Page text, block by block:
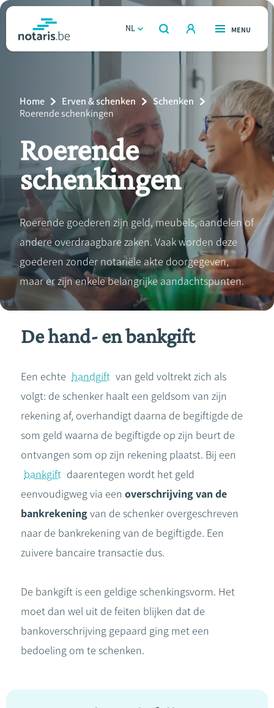
Overslaan
naar
gaan
notaris.behomepage
NL
OPEN
ZOEKEN
OPEN
MENU
Relatie & samenleven
Erven & schenken
Ondernemen
Over de notaris
Rekenmodules
VIND EEN NOTARIS
Breadcrumb
Home Erven & schenken
Schenken
Current
Roerende schenkingen
Roerende
schenkingen
Roerende goederen zijn geld, meubels, aandelen of
andere overdraagbare zaken. Vaak worden deze
goederen zonder notariële akte doorgegeven,
maar er zijn enkele belangrijke aandachtspunten.
De hand- en bankgift
Een echte handgift van geld voltrekt zich als
volgt: de schenker haalt een geldsom van zijn
rekening af, overhandigt daarna de begiftigde de
som geld waarna de begiftigde op zijn beurt de
ontvangen som op zijn rekening plaatst. Bij een
bankgift daarentegen wordt het geld
eenvoudigweg via een overschrijving van de
bankrekeningvan de schenker overgeschreven
naar de bankrekening van de begiftigde. Een
zuivere bancaire transactie dus.
De bankgift is een geldige schenkingsvorm. Het
moet dan wel uit de feiten blijken dat de
bankoverschrijving gepaard ging met een
bedoeling om te schenken.